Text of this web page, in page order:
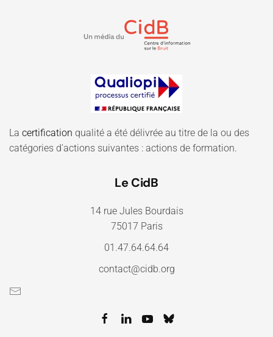
La certification qualité a été délivrée au titre de la ou des
catégories d'actions suivantes : actions de formation.
Le CidB
14 rue Jules Bourdais
75017 Paris
01.47.64.64.64
contact@cidb.org